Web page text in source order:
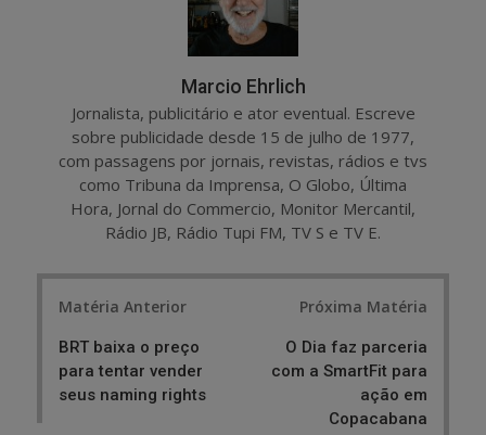
Marcio Ehrlich
Jornalista, publicitário e ator eventual. Escreve
sobre publicidade desde 15 de julho de 1977,
com passagens por jornais, revistas, rádios e tvs
como Tribuna da Imprensa, O Globo, Última
Hora, Jornal do Commercio, Monitor Mercantil,
Rádio JB, Rádio Tupi FM, TV S e TV E.
Matéria Anterior
BRT baixa o preço
para tentar vender
seus naming rights
Próxima Matéria
O Dia faz parceria
com a SmartFit para
ação em
Copacabana